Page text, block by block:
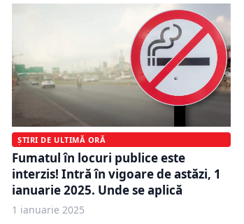
ȘTIRI DE ULTIMĂ ORĂ
Fumatul în locuri publice este
interzis! Intră în vigoare de astăzi, 1
ianuarie 2025. Unde se aplică
1 ianuarie 2025